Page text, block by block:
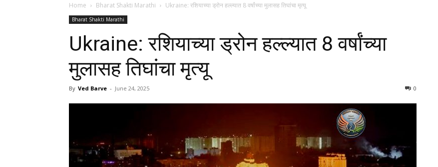
Home Bharat Shakti Marathi Ukraine: रशियाच्या ड्रोन हल्ल्यात 8 वर्षांच्या मुलासह तिघांचा मृत्यू
Bharat Shakti Marathi
Ukraine: रशियाच्या ड्रोन हल्ल्यात 8 वर्षांच्या
मुलासह तिघांचा मृत्यू
By Ved Barve - June 24, 2025 0